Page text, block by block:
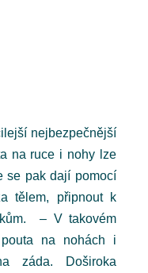
nejbezpečnější
na ruce i nohy lze
se pak dají pomocí
tělem, připnout k
– V takovém
na nohách i
záda. Doširoka